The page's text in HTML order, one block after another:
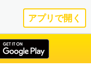
アプリで開く